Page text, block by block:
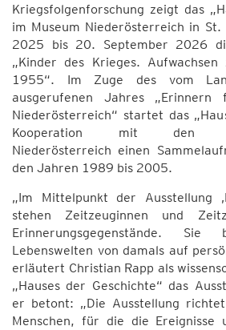
Kriegsfolgenforschung zeigt das
im Museum Niederösterreich in
2025 bis 20. September 2026
„Kinder des Krieges.
1955“. Im Zuge des vom
ausgerufenen Jahres
Niederösterreich“ startet das
Kooperation mit den
Niederösterreich einen
den Jahren 1989 bis 2005.
„Im Mittelpunkt der Ausstellung
stehen Zeitzeuginnen und
Erinnerungsgegenstände.
Lebenswelten von damals auf
erläutert Christian Rapp als
„Hauses der Geschichte“ das
er betont: „Die Ausstellung
Menschen, für die die Ereignisse